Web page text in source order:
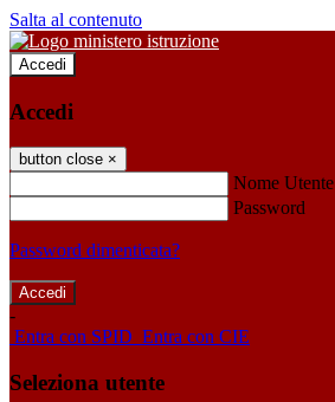
Salta al contenuto
Accedi
Accedi
button close ×
Nome Utente
Password
Password dimenticata?
-
Entra con SPID Entra con CIE
Seleziona utente